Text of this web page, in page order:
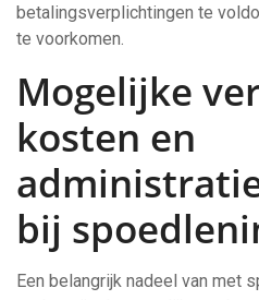
betalingsverplichtingen te
te voorkomen.
Mogelijke
kosten en
bij
Een belangrijk nadeel van met